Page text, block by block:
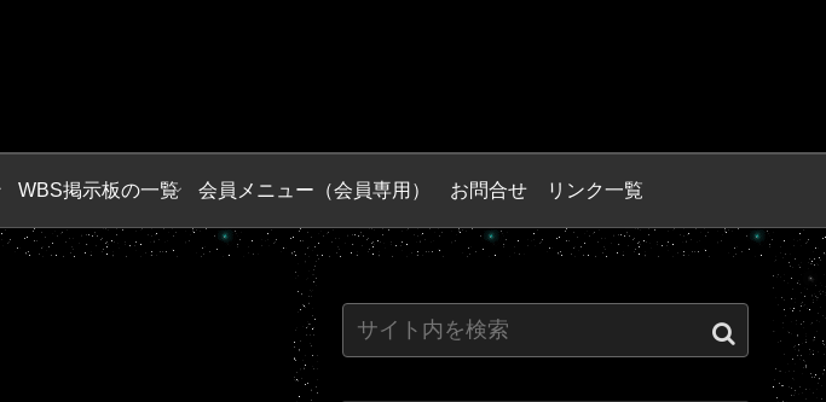
WBS掲示板の一覧 会員メニュー（会員専用） お問合せ リンク一覧